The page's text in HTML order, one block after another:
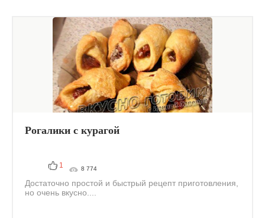
Рогалики с курагой
1 8 774
Достаточно простой и быстрый рецепт приготовления,
но очень вкусно....